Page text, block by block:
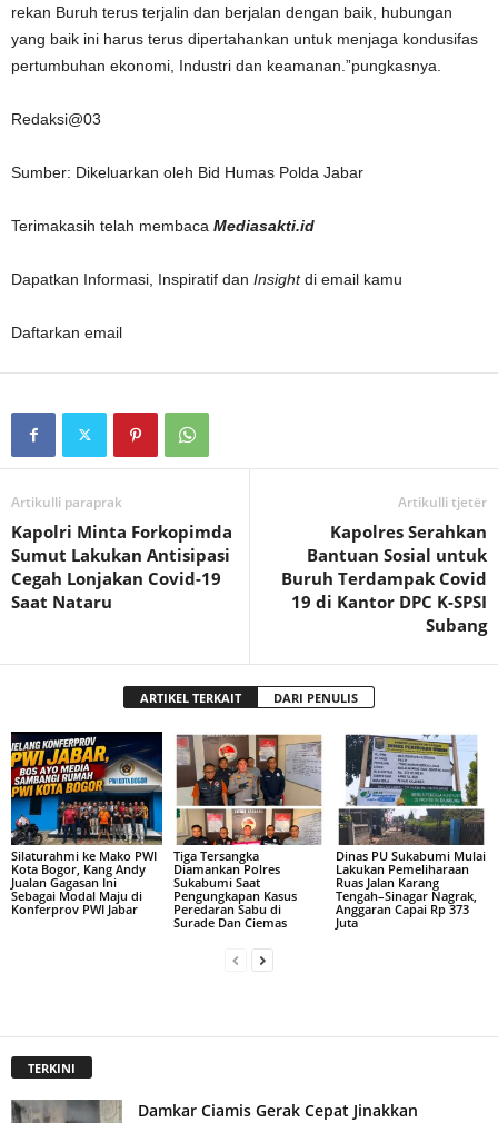
rekan Buruh terus terjalin dan berjalan dengan baik, hubungan
yang baik ini harus terus dipertahankan untuk menjaga kondusifas
pertumbuhan ekonomi, Industri dan keamanan.”pungkasnya.
Redaksi@03
Sumber: Dikeluarkan oleh Bid Humas Polda Jabar
Terimakasih telah membaca Mediasakti.id
Dapatkan Informasi, Inspiratif dan Insightdi email kamu
Daftarkan email
Artikulli paraprak
Kapolri Minta Forkopimda
Sumut Lakukan Antisipasi
Cegah Lonjakan Covid-19
Saat Nataru
Artikulli tjetër
Kapolres Serahkan
Bantuan Sosial untuk
Buruh Terdampak Covid
19 di Kantor DPC K-SPSI
Subang
ARTIKEL TERKAIT DARI PENULIS
Silaturahmi ke Mako PWI
Kota Bogor, Kang Andy
Jualan Gagasan Ini
Sebagai Modal Maju di
Konferprov PWI Jabar
Tiga Tersangka
Diamankan Polres
Sukabumi Saat
Pengungkapan Kasus
Peredaran Sabu di
Surade Dan Ciemas
Dinas PU Sukabumi Mulai
Lakukan Pemeliharaan
Ruas Jalan Karang
Tengah–Sinagar Nagrak,
Anggaran Capai Rp 373
Juta
TERKINI
Damkar Ciamis Gerak Cepat Jinakkan